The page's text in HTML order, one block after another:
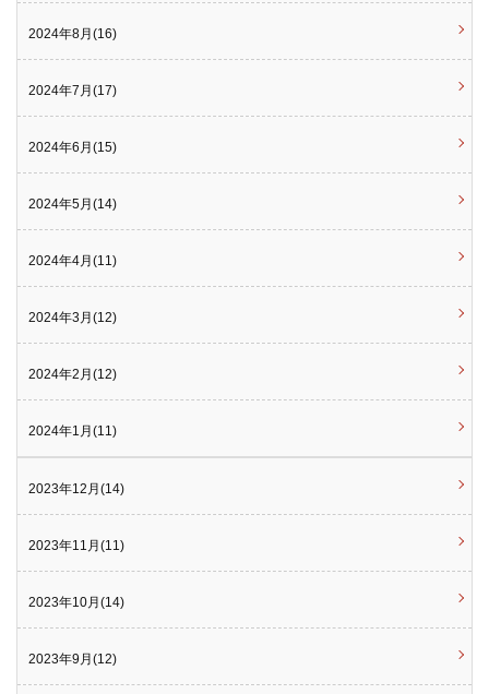
2024年8月(16)
2024年7月(17)
2024年6月(15)
2024年5月(14)
2024年4月(11)
2024年3月(12)
2024年2月(12)
2024年1月(11)
2023年12月(14)
2023年11月(11)
2023年10月(14)
2023年9月(12)